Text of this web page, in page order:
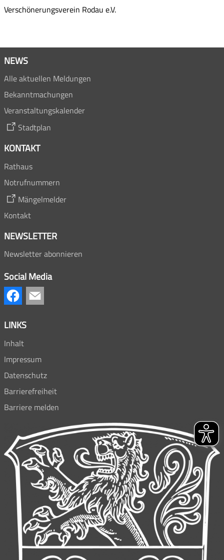
Verschönerungsverein Rodau e.V.
NEWS
Alle aktuellen Meldungen
Bekanntmachungen
Veranstaltungskalender
Stadtplan
KONTAKT
Rathaus
Notrufnummern
Mängelmelder
Kontakt
NEWSLETTER
Newsletter abonnieren
Social Media
LINKS
Inhalt
Impressum
Datenschutz
Barrierefreiheit
Barriere melden